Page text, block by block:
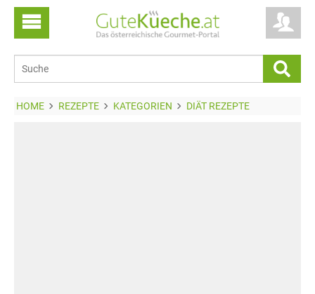
HOME REZEPTE KATEGORIEN DIÄT REZEPTE